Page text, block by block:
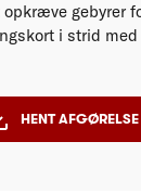
gebyrer
i strid
HENT AFGØRELSE